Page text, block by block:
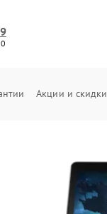
Акции и скидки